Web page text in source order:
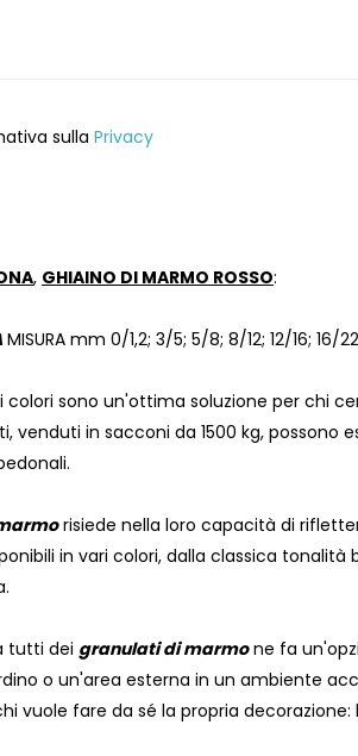
sulla Privacy
, GHIAINO DI MARMO ROSSO:
MISURA mm 0/1,2; 3/5; 5/8; 8/12; 12/16;
colori sono un'ottima soluzione per chi
venduti in sacconi da 1500 kg,
risiede nella loro capacità di
in vari colori, dalla classica tonalità
tutti dei granulati di marmone fa
o un'area esterna in un ambiente
vuole fare da sé la propria